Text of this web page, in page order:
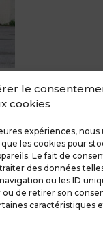
le
cookies
expériences, nous
les cookies pour
Le fait de
des données
ou les ID
ou de retirer son
caractéristiques
vous mais Avec
accueille sans